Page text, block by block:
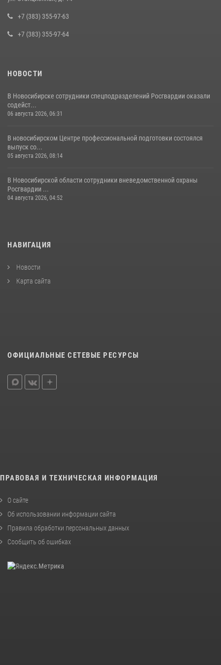
13 июля 2026, 05:38
+7 (383) 355-97-63
+7 (383) 355-97-64
НОВОСТИ
В Новосибирске сотрудники спецподразделений Росгвардии оказали
содейст...
06 августа 2026, 06:31
В новосибирском Центре профессиональной подготовки состоялся
выпуск со...
05 августа 2026, 08:14
В Новосибирской области сотрудники вневедомственной охраны
Росгвардии ...
04 августа 2026, 04:52
НАВИГАЦИЯ
Новости
Карта сайта
ОФИЦИАЛЬНЫЕ СЕТЕВЫЕ РЕСУРСЫ
ПРАВОВАЯ И ТЕХНИЧЕСКАЯ ИНФОРМАЦИЯ
О сайте
Об использовании информации сайта
Правила обработки персональных данных
Сообщить об ошибках